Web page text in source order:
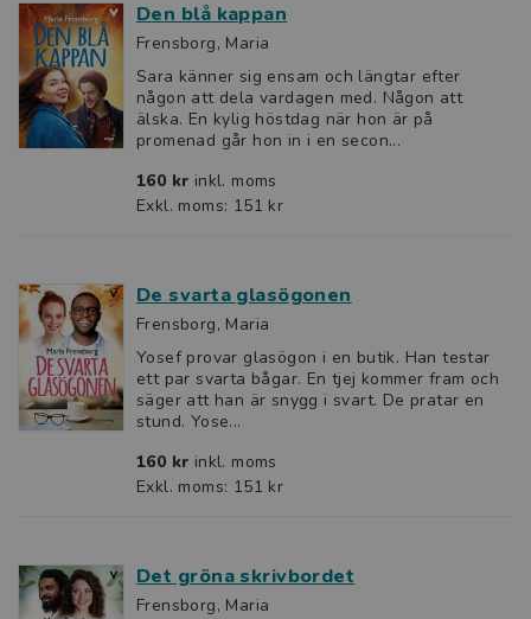
Den blå kappan
Frensborg, Maria
Sara känner sig ensam och längtar efter
någon att dela vardagen med. Någon att
älska. En kylig höstdag när hon är på
promenad går hon in i en secon...
160 kr inkl. moms
Exkl. moms: 151 kr
De svarta glasögonen
Frensborg, Maria
Yosef provar glasögon i en butik. Han testar
ett par svarta bågar. En tjej kommer fram och
säger att han är snygg i svart. De pratar en
stund. Yose...
160 kr inkl. moms
Exkl. moms: 151 kr
Det gröna skrivbordet
Frensborg, Maria